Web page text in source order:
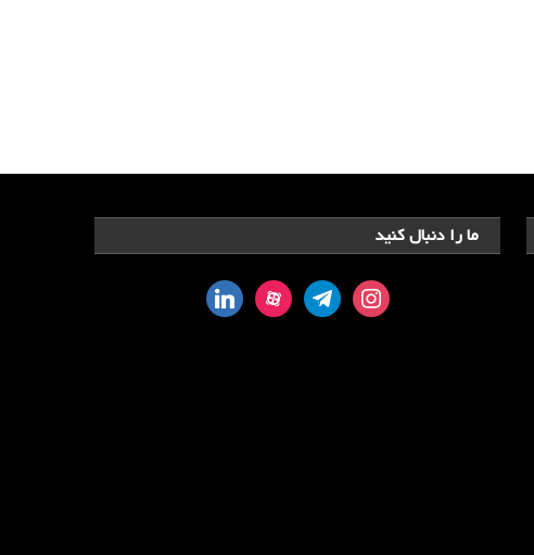
ما را دنبال کنید
instagram
telegram
aparat
linkedin